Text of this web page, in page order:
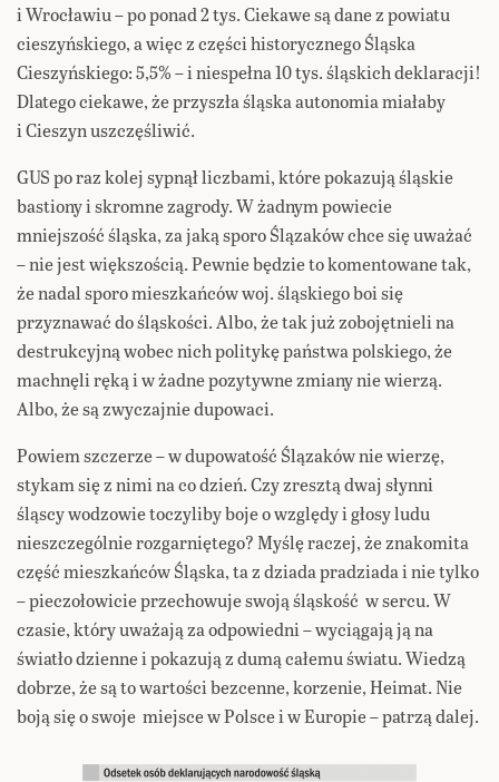
i Wrocławiu – po ponad 2 tys. Ciekawe są dane z powiatu
cieszyńskiego, a więc z części historycznego Śląska
Cieszyńskiego: 5,5% – i niespełna 10 tys. śląskich deklaracji!
Dlatego ciekawe, że przyszła śląska autonomia miałaby
i Cieszyn uszczęśliwić.
GUS po raz kolej sypnął liczbami, które pokazują śląskie
bastiony i skromne zagrody. W żadnym powiecie
mniejszość śląska, za jaką sporo Ślązaków chce się uważać
– nie jest większością. Pewnie będzie to komentowane tak,
że nadal sporo mieszkańców woj. śląskiego boi się
przyznawać do śląskości. Albo, że tak już zobojętnieli na
destrukcyjną wobec nich politykę państwa polskiego, że
machnęli ręką i w żadne pozytywne zmiany nie wierzą.
Albo, że są zwyczajnie dupowaci.
Powiem szczerze – w dupowatość Ślązaków nie wierzę,
stykam się z nimi na co dzień. Czy zresztą dwaj słynni
śląscy wodzowie toczyliby boje o względy i głosy ludu
nieszczególnie rozgarniętego? Myślę raczej, że znakomita
część mieszkańców Śląska, ta z dziada pradziada i nie tylko
– pieczołowicie przechowuje swoją śląskość w sercu. W
czasie, który uważają za odpowiedni – wyciągają ją na
światło dzienne i pokazują z dumą całemu światu. Wiedzą
dobrze, że są to wartości bezcenne, korzenie, Heimat. Nie
boją się o swoje miejsce w Polsce i w Europie – patrzą dalej.